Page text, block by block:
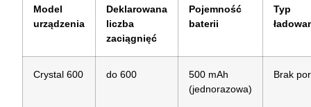
Model
urządzenia
Deklarowana
liczba
zaciągnięć
Pojemność
baterii
Typ
Crystal 600 do 600
500 mAh
(jednorazowa)
Brak